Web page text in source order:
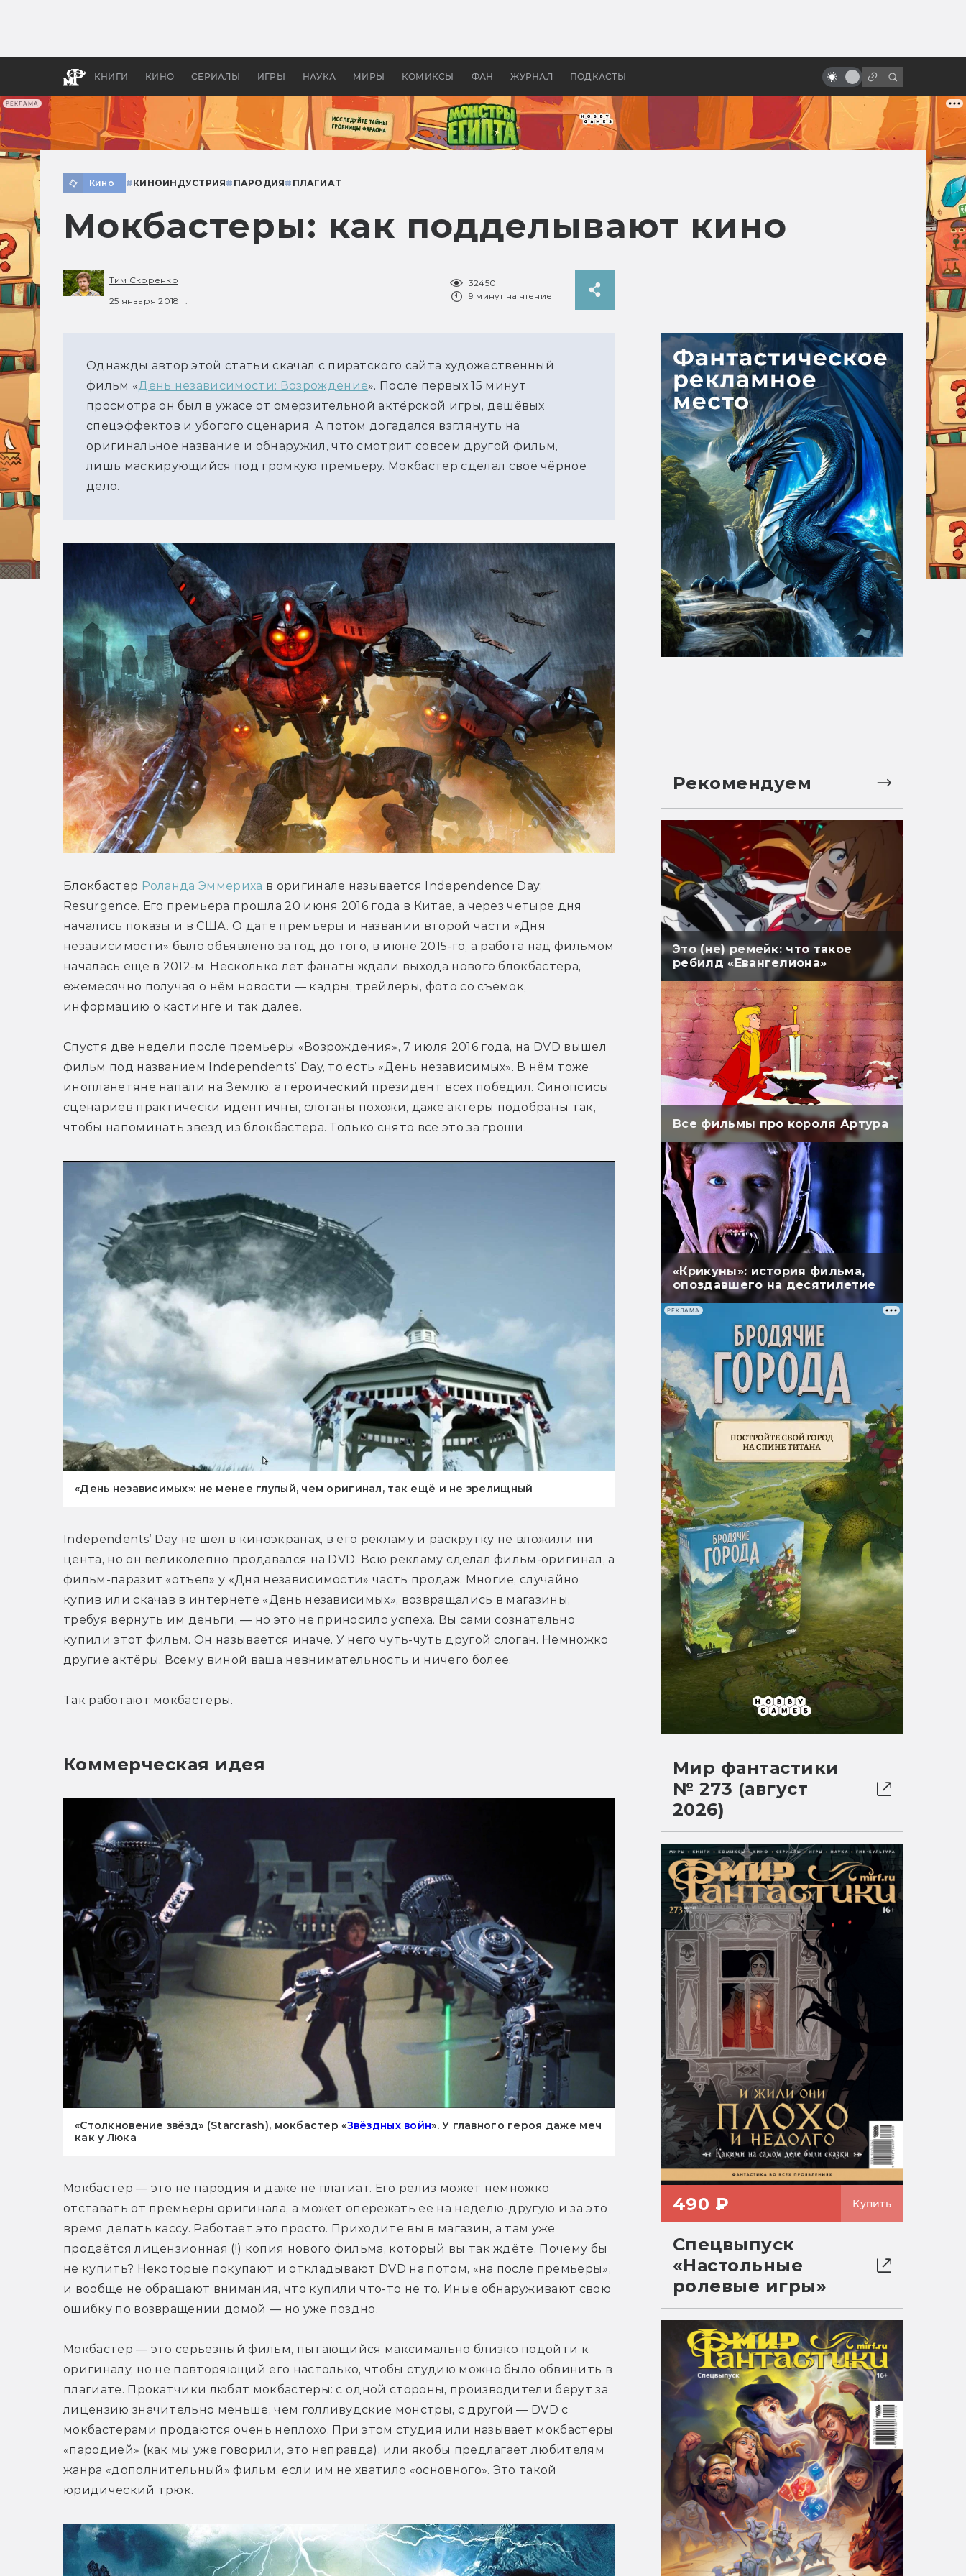
РЕКЛАМА
КНИГИ КИНО СЕРИАЛЫ ИГРЫ НАУКА МИРЫ КОМИКСЫ ФАН ЖУРНАЛ ПОДКАСТЫ
апокалипсис, в России —
бы «Властелина колец»
Гигер и сотворение «Чужого»
Кино #КИНОИНДУСТРИЯ# ПАРОДИЯ# ПЛАГИАТ
Мокбастеры: как подделывают кино
Тим Скоренко
25 января 2018 г.
32450
9 минут на чтение
Однажды автор этой статьи скачал с пиратского сайта художественный
фильм «День независимости: Возрождение». После первых 15 минут
просмотра он был в ужасе от омерзительной актёрской игры, дешёвых
спецэффектов и убогого сценария. А потом догадался взглянуть на
оригинальное название и обнаружил, что смотрит совсем другой фильм,
лишь маскирующийся под громкую премьеру. Мокбастер сделал своё чёрное
дело.
Блокбастер Роланда Эммериха в оригинале называется Independence Day:
Resurgence. Его премьера прошла 20 июня 2016 года в Китае, а через четыре дня
начались показы и в США. О дате премьеры и названии второй части «Дня
независимости» было объявлено за год до того, в июне 2015-го, а работа над фильмом
началась ещё в 2012-м. Несколько лет фанаты ждали выхода нового блокбастера,
ежемесячно получая о нём новости — кадры, трейлеры, фото со съёмок,
информацию о кастинге и так далее.
Спустя две недели после премьеры «Возрождения», 7 июля 2016 года, на DVD вышел
фильм под названием Independents’ Day, то есть «День независимых». В нём тоже
инопланетяне напали на Землю, а героический президент всех победил. Синопсисы
сценариев практически идентичны, слоганы похожи, даже актёры подобраны так,
чтобы напоминать звёзд из блокбастера. Только снято всё это за гроши.
«День независимых»: не менее глупый, чем оригинал, так ещё и не зрелищный
Independents’ Day не шёл в киноэкранах, в его рекламу и раскрутку не вложили ни
цента, но он великолепно продавался на DVD. Всю рекламу сделал фильм-оригинал, а
фильм-паразит «отъел» у «Дня независимости» часть продаж. Многие, случайно
купив или скачав в интернете «День независимых», возвращались в магазины,
требуя вернуть им деньги, — но это не приносило успеха. Вы сами сознательно
купили этот фильм. Он называется иначе. У него чуть-чуть другой слоган. Немножко
другие актёры. Всему виной ваша невнимательность и ничего более.
Так работают мокбастеры.
Коммерческая идея
«Столкновение звёзд» (Starcrash), мокбастер «Звёздных войн». У главного героя даже меч
как у Люка
Мокбастер — это не пародия и даже не плагиат. Его релиз может немножко
отставать от премьеры оригинала, а может опережать её на неделю-другую и за это
время делать кассу. Работает это просто. Приходите вы в магазин, а там уже
продаётся лицензионная (!) копия нового фильма, который вы так ждёте. Почему бы
не купить? Некоторые покупают и откладывают DVD на потом, «на после премьеры»,
и вообще не обращают внимания, что купили что-то не то. Иные обнаруживают свою
ошибку по возвращении домой — но уже поздно.
Мокбастер — это серьёзный фильм, пытающийся максимально близко подойти к
оригиналу, но не повторяющий его настолько, чтобы студию можно было обвинить в
плагиате. Прокатчики любят мокбастеры: с одной стороны, производители берут за
лицензию значительно меньше, чем голливудские монстры, с другой — DVD с
мокбастерами продаются очень неплохо. При этом студия или называет мокбастеры
«пародией» (как мы уже говорили, это неправда), или якобы предлагает любителям
жанра «дополнительный» фильм, если им не хватило «основного». Это такой
юридический трюк.
Рекомендуем
Это (не) ремейк: что такое
ребилд «Евангелиона»
Все фильмы про короля Артура
«Крикуны»: история фильма,
опоздавшего на десятилетие
РЕКЛАМА
Мир фантастики
№ 273 (август
2026)
490 ₽ Купить
Спецвыпуск
«Настольные
ролевые игры»